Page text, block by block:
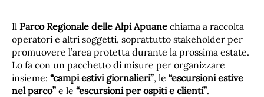
Il Parco Regionale delle Alpi Apuane chiama a raccolta
operatori e altri soggetti, soprattutto stakeholder per
promuovere l’area protetta durante la prossima estate.
Lo fa con un pacchetto di misure per organizzare
insieme: “campi estivi giornalieri”, le “escursioni estive
nel parco” e le “escursioni per ospiti e clienti”.